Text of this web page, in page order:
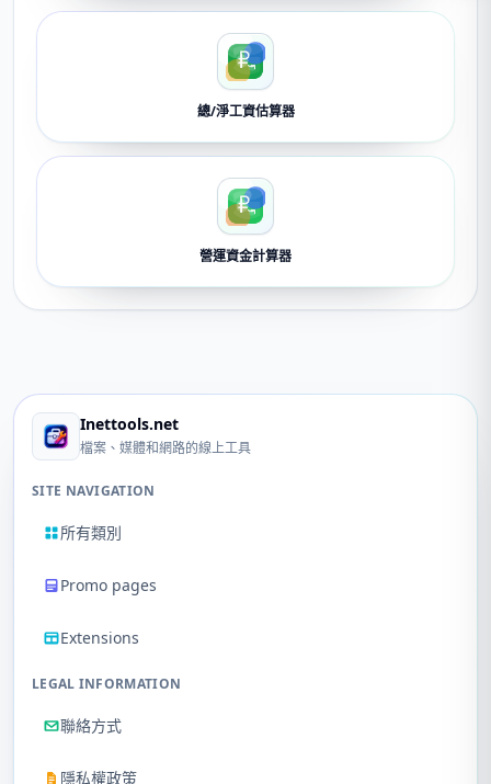
總/淨工資估算器
營運資金計算器
Inettools.net
檔案、媒體和網路的線上工具
SITE NAVIGATION
所有類別
Promo pages
Extensions
LEGAL INFORMATION
聯絡方式
隱私權政策